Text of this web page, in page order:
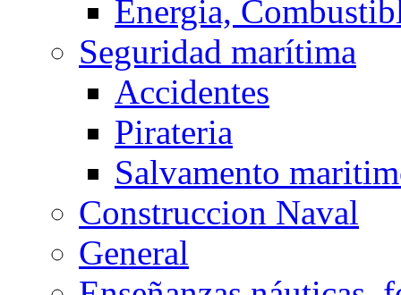
Energia,
Seguridad marítima
Accidentes
Pirateria
Salvamento
Construccion Naval
General